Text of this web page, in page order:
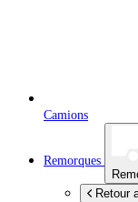
Camions
Remorques
Retour